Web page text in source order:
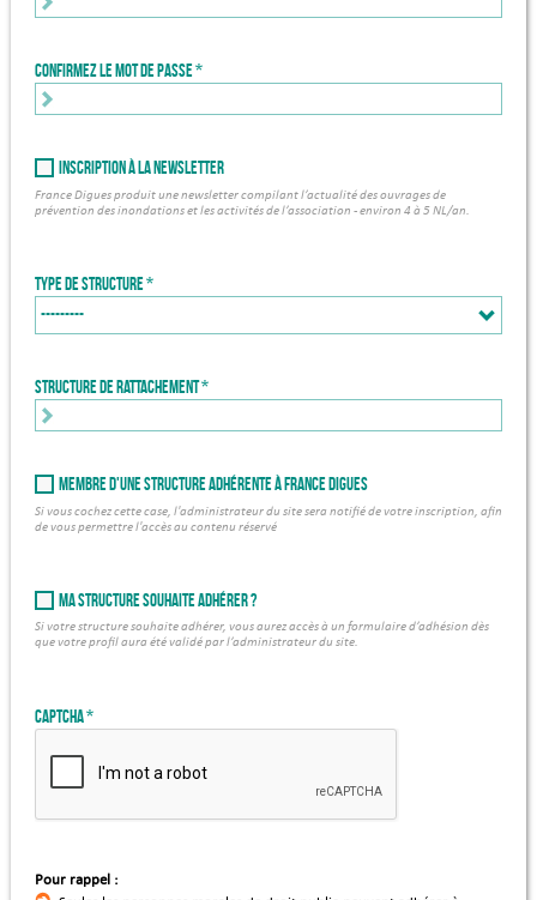
Confirmez le mot de passe
Inscription à la newsletter
France Digues produit une newsletter compilant l’actualité des ouvrages de
prévention des inondations et les activités de l’association - environ 4 à 5 NL/an.
Type de structure
Structure de rattachement *
Membre d'une structure adhérente à France Digues
Si vous cochez cette case, l'administrateur du site sera notifié de votre inscription, afin
de vous permettre l'accès au contenu réservé
Ma structure souhaite adhérer ?
Si votre structure souhaite adhérer, vous aurez accès à un formulaire d’adhésion dès
que votre profil aura été validé par l’administrateur du site.
Captcha
Pour rappel :